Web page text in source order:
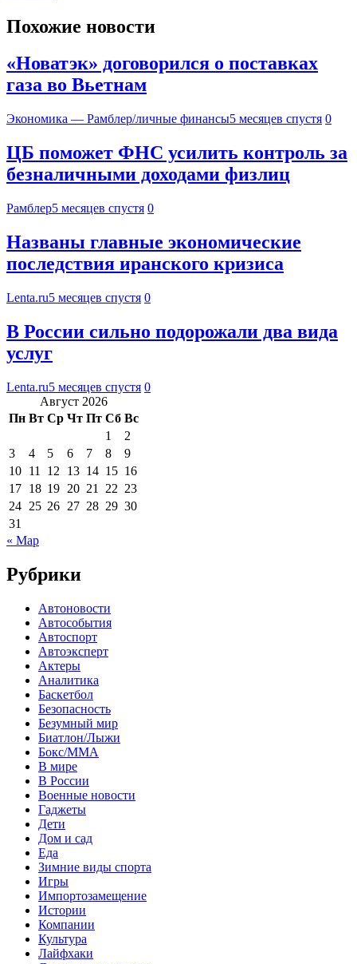
Похожие новости
«Новатэк» договорился о поставках
газа во Вьетнам
Экономика — Рамблер/личные финансы5 месяцев спустя 0
ЦБ поможет ФНС усилить контроль за
безналичными доходами физлиц
Рамблер5 месяцев спустя 0
Названы главные экономические
последствия иранского кризиса
Lenta.ru5 месяцев спустя 0
В России сильно подорожали два вида
услуг
Lenta.ru5 месяцев спустя 0
Август 2026
Пн Вт Ср Чт Пт Сб Вс
1
2
3
4 5 6 7 8
9
10 11 12 13 14 15 16
17 18 19 20 21 22 23
24 25 26 27 28 29 30
31
« Мар
Рубрики
Автоновости
Автособытия
Автоспорт
Автоэксперт
Актеры
Аналитика
Баскетбол
Безопасность
Безумный мир
Биатлон/Лыжи
Бокс/MMA
В мире
В России
Военные новости
Гаджеты
Дети
Дом и сад
Еда
Зимние виды спорта
Игры
Импортозамещение
Истории
Компании
Культура
Лайфхаки